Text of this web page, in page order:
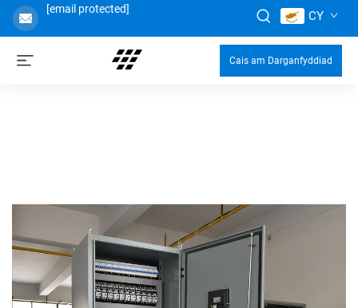
[email protected] CY
Cais am Darganfyddiad